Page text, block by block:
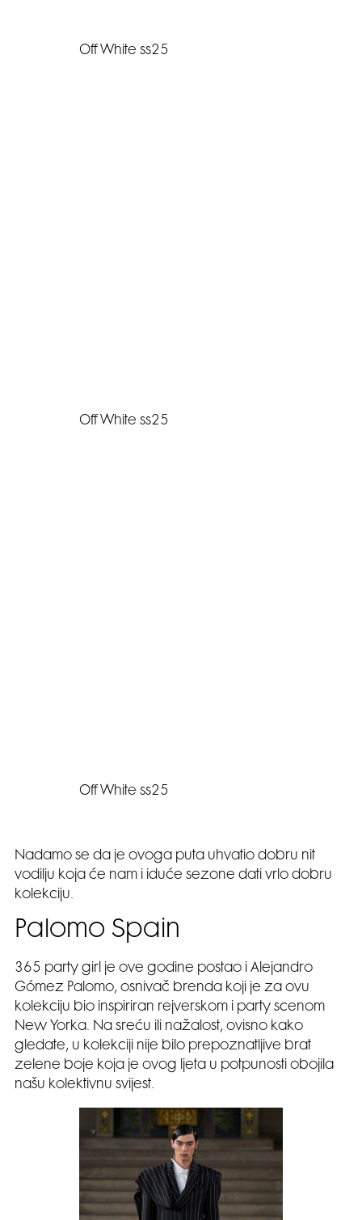
Off White ss25
Off White ss25
Off White ss25
Nadamo se da je ovoga puta uhvatio dobru nit
vodilju koja će nam i iduće sezone dati vrlo dobru
kolekciju.
Palomo Spain
365 party girl je ove godine postao i Alejandro
Gómez Palomo, osnivač brenda koji je za ovu
kolekciju bio inspiriran rejverskom i party scenom
New Yorka. Na sreću ili nažalost, ovisno kako
gledate, u kolekciji nije bilo prepoznatljive brat
zelene boje koja je ovog ljeta u potpunosti obojila
našu kolektivnu svijest.